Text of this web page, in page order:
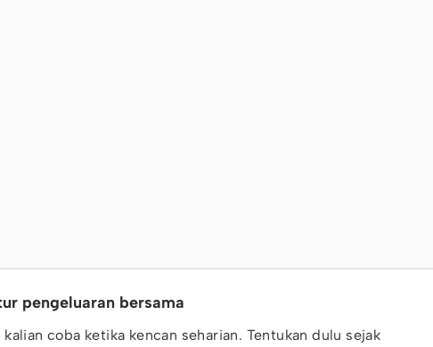
pengeluaran bersama
kalian coba ketika kencan seharian. Tentukan dulu sejak